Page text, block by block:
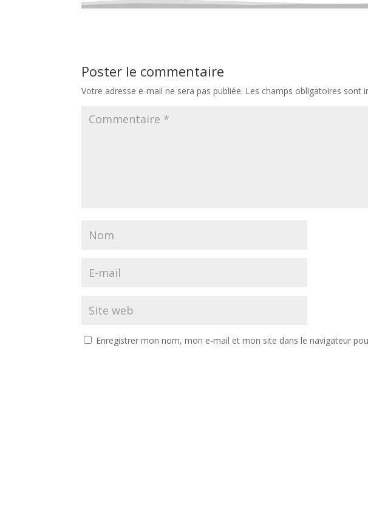
Poster le commentaire
Votre adresse e-mail ne sera pas publiée. Les champs obligatoires sont
Enregistrer mon nom, mon e-mail et mon site dans le navigateur